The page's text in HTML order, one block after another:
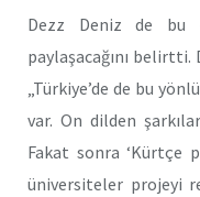
Dezz Deniz de bu
paylaşacağını belirtti.
„Türkiye’de de bu
var. On dilden
Fakat sonra ‘Kürtçe
üniversiteler projeyi